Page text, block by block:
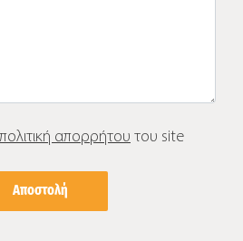
πολιτική απορρήτου του site